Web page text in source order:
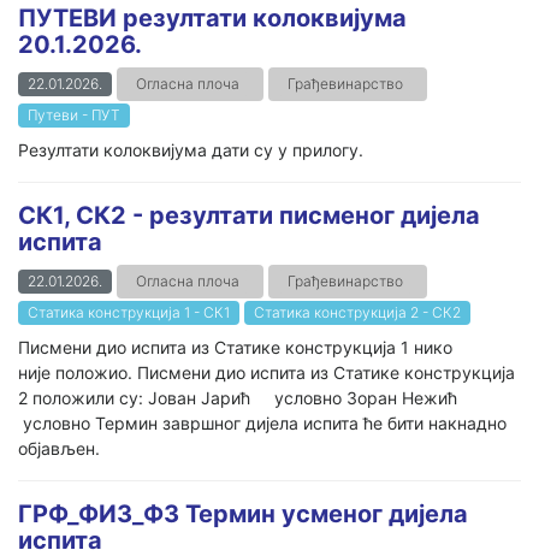
ПУТЕВИ резултати колоквијума
20.1.2026.
22.01.2026. Огласна плоча
Грађевинарство
Путеви - ПУТ
Резултати колоквијума дати су у прилогу.
СК1, СК2 - резултати писменог дијела
испита
22.01.2026. Огласна плоча
Грађевинарство
Статика конструкција 1 - СК1
Статика конструкција 2 - СК2
Писмени дио испита из Статике конструкција 1 нико
није положио. Писмени дио испита из Статике конструкција
2 положили су: Јован Јарић условно Зоран Нежић
условно Термин завршног дијела испита ће бити накнадно
објављен.
ГРФ_ФИЗ_ФЗ Термин усменог дијела
испита